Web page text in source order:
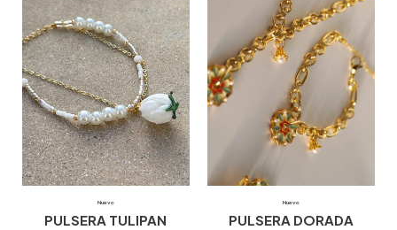
Nuevo
PULSERA TULIPAN
Nuevo
PULSERA DORADA